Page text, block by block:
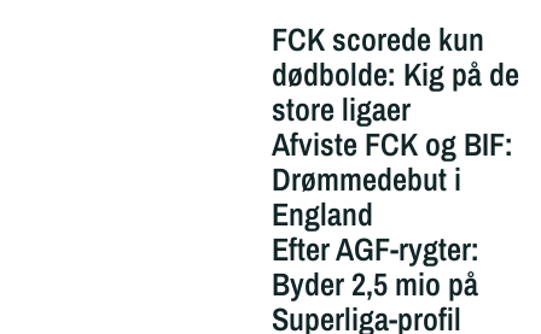
FCK scorede kun
dødbolde: Kig på de
store ligaer
Afviste FCK og BIF:
Drømmedebut i
England
Efter AGF-rygter:
Byder 2,5 mio på
Superliga-profil